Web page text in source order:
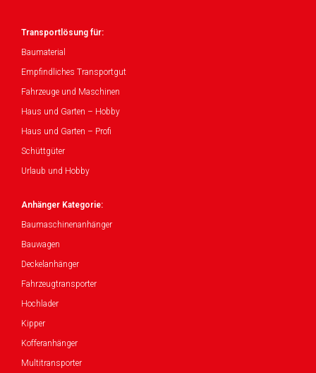
Transportlösung für:
Baumaterial
Empfindliches Transportgut
Fahrzeuge und Maschinen
Haus und Garten – Hobby
Haus und Garten – Profi
Schüttgüter
Urlaub und Hobby
Anhänger Kategorie:
Baumaschinenanhänger
Bauwagen
Deckelanhänger
Fahrzeugtransporter
Hochlader
Kipper
Kofferanhänger
Multitransporter